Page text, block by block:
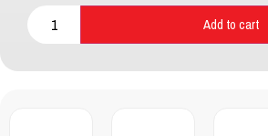
Add to cart